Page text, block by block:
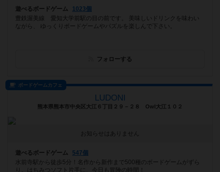
遊べるボードゲーム
1023個
豊鉄渥美線 愛知大学前駅の目の前です。 美味しいドリンクを味わい
ながら、 ゆっくりボードゲームやパズルを楽しんで下さい。
フォローする
ボードゲームカフェ
LUDONI
熊本県熊本市中央区大江６丁目２９－２８ Owl大江１０２
お知らせはありません
遊べるボードゲーム
547個
水前寺駅から徒歩5分！名作から新作まで500種のボードゲームがずら
り。はちみつソフト片手に、今日も冒険の時間！